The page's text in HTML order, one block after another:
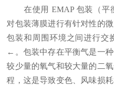
在使用 EMAP 包装（
对包装薄膜进行有针对性的
包装和周围环境之间进行
←。包装中存在平衡气是一种
较少量的氧气和较大量的二
程，这是导致变色、风味损